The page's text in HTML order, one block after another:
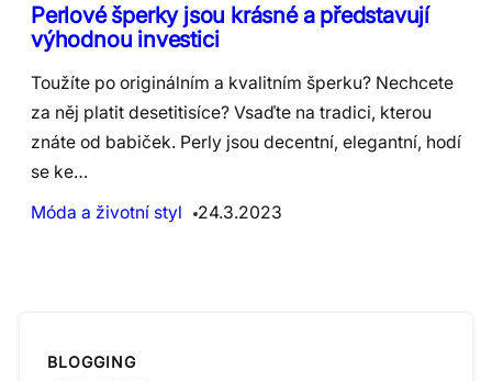
Perlové šperky jsou krásné a představují
výhodnou investici
Toužíte po originálním a kvalitním šperku? Nechcete
za něj platit desetitisíce? Vsaďte na tradici, kterou
znáte od babiček. Perly jsou decentní, elegantní, hodí
se ke…
Móda a životní styl
24.3.2023
BLOGGING